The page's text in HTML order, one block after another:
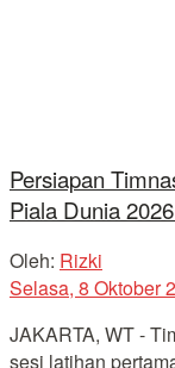
Persiapan
Piala Dunia
Oleh: Rizki
Selasa, 8 Oktober
JAKARTA, WT -
sesi latihan